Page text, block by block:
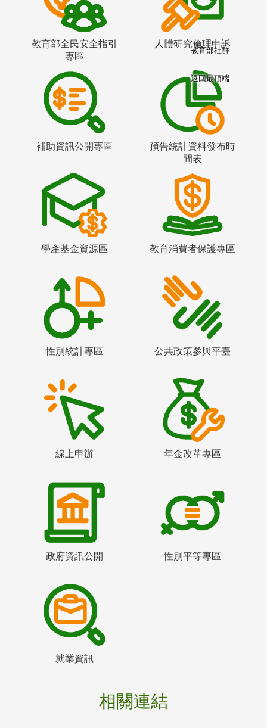
教育部全民安全指引
專區
人體研究倫理申訴
補助資訊公開專區
預告統計資料發布時
間表
學產基金資源區 教育消費者保護專區
性別統計專區 公共政策參與平臺
線上申辦 年金改革專區
政府資訊公開 性別平等專區
就業資訊
相關連結
教育部社群
返回最頂端